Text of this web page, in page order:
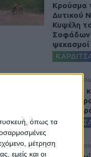
όπως τα
μέτρηση
εμείς και οι
Κρούσμα
Δυτικού
Κυψέλη
Σοφάδων
ψεκασμοί
6
Ξεκινά η
6